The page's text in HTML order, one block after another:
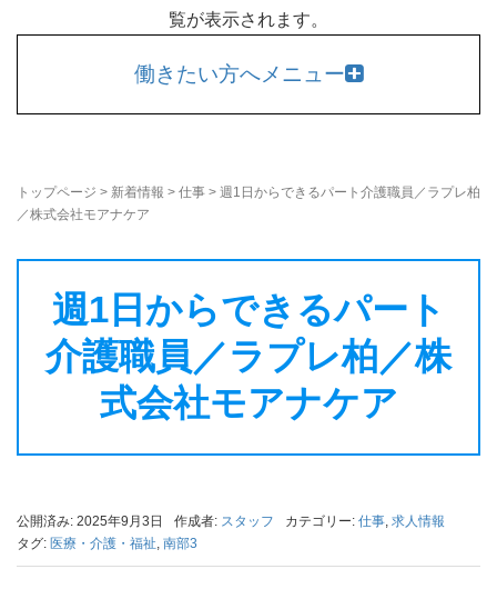
覧が表示されます。
働きたい方へメニュー
トップページ > 新着情報 > 仕事 > 週1日からできるパート介護職員／ラプレ柏
／株式会社モアナケア
週1日からできるパート
介護職員／ラプレ柏／株
式会社モアナケア
公開済み: 2025年9月3日 作成者: スタッフ カテゴリー: 仕事, 求人情報
タグ: 医療・介護・福祉, 南部3